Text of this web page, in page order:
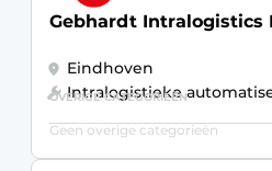
Gebhardt Intralogistics
Eindhoven
Intralogistieke
OVERIGE CATEGORIEËN
Geen overige categorieën